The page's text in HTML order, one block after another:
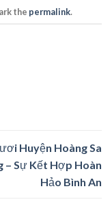
the permalink.
Huyện Hoàng Sa
– Sự Kết Hợp Hoàn
Hảo Bình An